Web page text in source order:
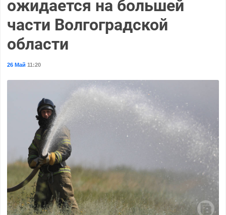
ожидается на большей
части Волгоградской
области
26 Май 11:20